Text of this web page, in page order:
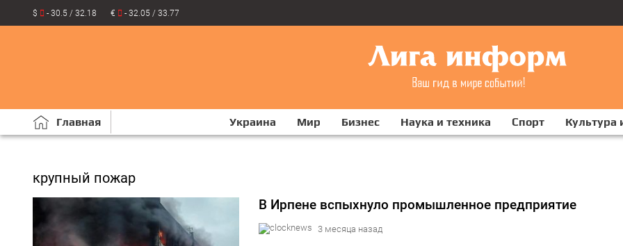
$ - 30.5 / 32.18 € - 32.05 / 33.77
Главная Украина Мир Бизнес Наука и техника Спорт Культура
крупный пожар
В Ирпене вспыхнуло промышленное предприятие
3 месяца назад